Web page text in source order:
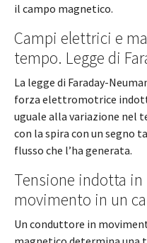
il campo magnetico.
Campi elettrici e
tempo. Legge di
La legge di Faraday-
forza elettromotrice
uguale alla variazione nel
con la spira con un segno
flusso che l’ha generata.
Tensione indotta
movimento in un
Un conduttore in